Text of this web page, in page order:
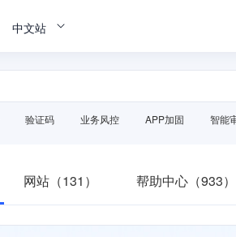
中文站
验证码 业务风控 APP加固 智能
网站（131） 帮助中心（933）